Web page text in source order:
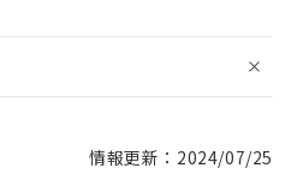
情報更新：2024/07/25